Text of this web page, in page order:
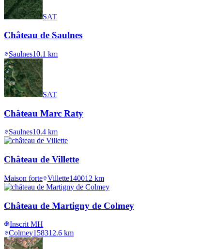
SAT
Château de Saulnes
Saulnes10.1 km
SAT
Château Marc Raty
Saulnes10.4 km
Château de Villette
Maison forte Villette140012 km
Château de Martigny de Colmey
Inscrit MH
Colmey158312.6 km